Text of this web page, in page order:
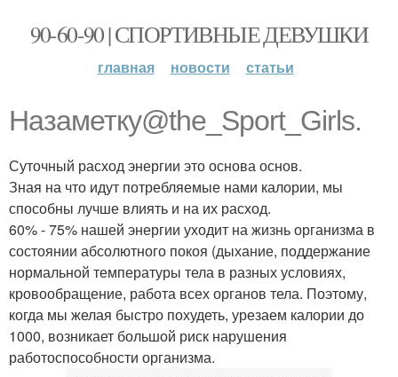
90-60-90 | СПОРТИВНЫЕ ДЕВУШКИ
главная новости статьи
Назаметку@the_Sport_Girls.
Суточный расход энергии это основа основ.
Зная на что идут потребляемые нами калории, мы
способны лучше влиять и на их расход.
60% - 75% нашей энергии уходит на жизнь организма в
состоянии абсолютного покоя (дыхание, поддержание
нормальной температуры тела в разных условиях,
кровообращение, работа всех органов тела. Поэтому,
когда мы желая быстро похудеть, урезаем калории до
1000, возникает большой риск нарушения
работоспособности организма.